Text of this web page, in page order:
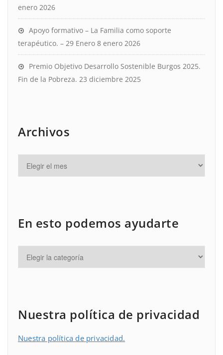
enero 2026
Apoyo formativo – La Familia como soporte
terapéutico. – 29 Enero 8 enero 2026
Premio Objetivo Desarrollo Sostenible Burgos 2025.
Fin de la Pobreza. 23 diciembre 2025
Archivos
En esto podemos ayudarte
Nuestra política de privacidad
Nuestra política de privacidad.